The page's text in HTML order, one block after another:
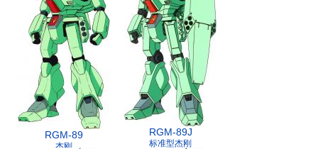
RGM-89
杰刚
RGM-89J
标准型杰刚